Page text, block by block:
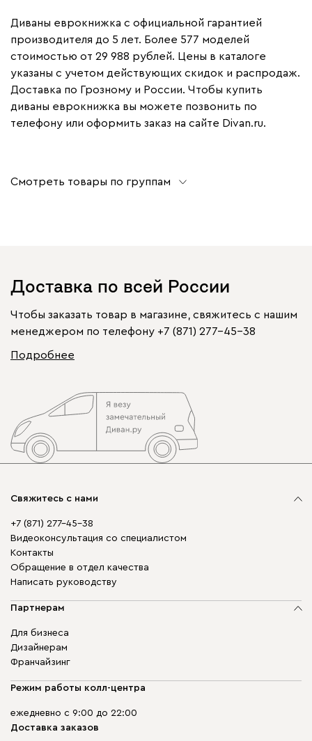
Диваны еврокнижка с официальной гарантией
производителя до 5 лет. Более 577 моделей
стоимостью от 29 988 рублей. Цены в каталоге
указаны с учетом действующих скидок и распродаж.
Доставка по Грозному и России. Чтобы купить
диваны еврокнижка вы можете позвонить по
телефону или оформить заказ на сайте Divan.ru.
Смотреть товары по группам
Доставка по всей России
Чтобы заказать товар в магазине, свяжитесь с нашим
менеджером по телефону +7 (871) 277-45-38
Подробнее
Свяжитесь с нами
+7 (871) 277-45-38
Видеоконсультация со специалистом
Контакты
Обращение в отдел качества
Написать руководству
Партнерам
Для бизнеса
Дизайнерам
Франчайзинг
Режим работы колл-центра
ежедневно с 9:00 до 22:00
Доставка заказов